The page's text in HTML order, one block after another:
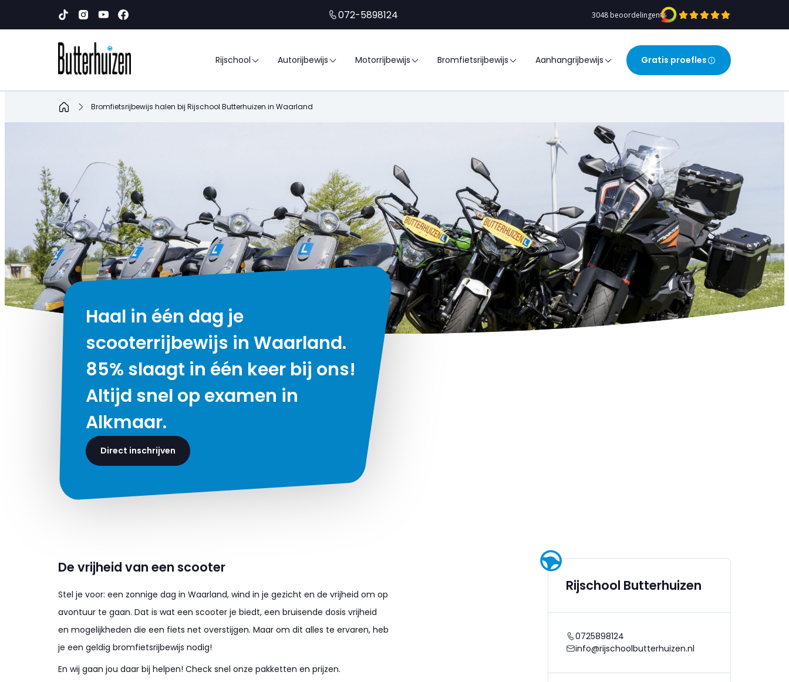
072-5898124 3048 beoordelingen9,6
Rijschool Autorijbewijs Motorrijbewijs Bromfietsrijbewijs Aanhangrijbewijs Gratis proefles
Home Bromfietsrijbewijs halen bij Rijschool Butterhuizen in Waarland
Haal in één dag je
scooterrijbewijs in Waarland.
85% slaagt in één keer bij ons!
Altijd snel op examen in
Alkmaar.
Direct inschrijven
De vrijheid van een scooter
Stel je voor: een zonnige dag in Waarland, wind in je gezicht en de vrijheid om op
avontuur te gaan. Dat is wat een scooter je biedt, een bruisende dosis vrijheid
en mogelijkheden die een fiets net overstijgen. Maar om dit alles te ervaren, heb
je een geldig bromfietsrijbewijs nodig!
En wij gaan jou daar bij helpen! Check snel onze pakketten en prijzen.
Rijschool Butterhuizen
0725898124
info@rijschoolbutterhuizen.nl